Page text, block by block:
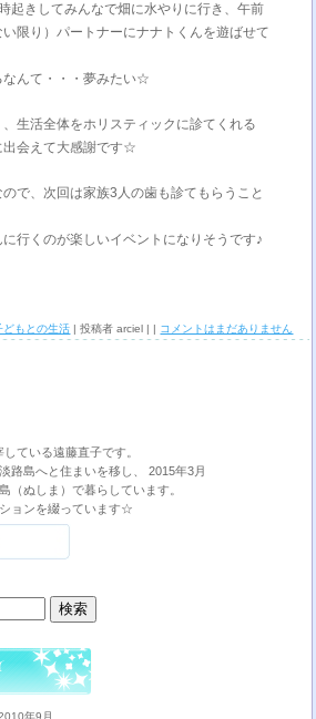
起きしてみんなで畑に水やりに行き、午前
限り）パートナーにナナトくんを遊ばせて
なんて・・・夢みたい☆
生活全体をホリスティックに診てくれる
出会えて大感謝です☆
で、次回は家族3人の歯も診てもらうこと
行くのが楽しいイベントになりそうです♪
どもとの生活 | 投稿者 arciel | | コメントはまだありません
している遠藤直子です。
島へと住まいを移し、 2015年3月
（ぬしま）で暮らしています。
ョンを綴っています☆
年9月